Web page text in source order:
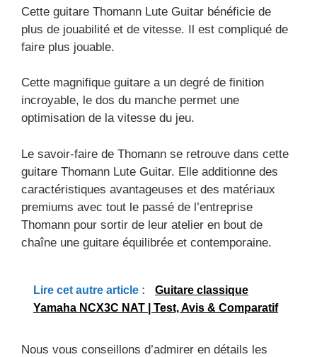
Cette guitare Thomann Lute Guitar bénéficie de
plus de jouabilité et de vitesse. Il est compliqué de
faire plus jouable.
Cette magnifique guitare a un degré de finition
incroyable, le dos du manche permet une
optimisation de la vitesse du jeu.
Le savoir-faire de Thomann se retrouve dans cette
guitare Thomann Lute Guitar. Elle additionne des
caractéristiques avantageuses et des matériaux
premiums avec tout le passé de l’entreprise
Thomann pour sortir de leur atelier en bout de
chaîne une guitare équilibrée et contemporaine.
Lire cet autre article :
Guitare classique
Yamaha NCX3C NAT | Test, Avis & Comparatif
Nous vous conseillons d’admirer en détails les